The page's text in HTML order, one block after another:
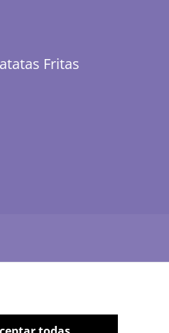
Fritas